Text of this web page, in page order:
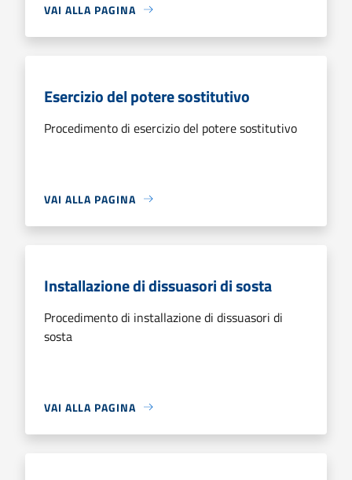
VAI ALLA PAGINA
Esercizio del potere sostitutivo
Procedimento di esercizio del potere sostitutivo
VAI ALLA PAGINA
Installazione di dissuasori di sosta
Procedimento di installazione di dissuasori di
sosta
VAI ALLA PAGINA